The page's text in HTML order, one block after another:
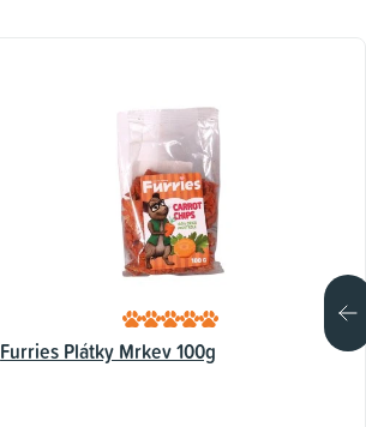
Furries Plátky Mrkev 100g